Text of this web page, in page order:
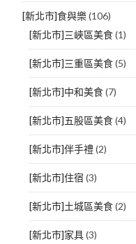
[新北市]食與樂(106)
[新北市]三峽區美食(1)
[新北市]三重區美食(5)
[新北市]中和美食(7)
[新北市]五股區美食(4)
[新北市]伴手禮(2)
[新北市]住宿 (3)
[新北市]土城區美食(2)
[新北市]家具(3)